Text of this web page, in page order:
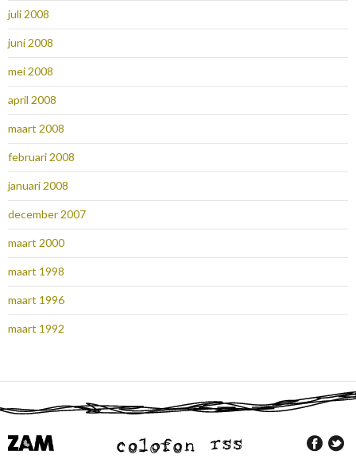
juli 2008
juni 2008
mei 2008
april 2008
maart 2008
februari 2008
januari 2008
december 2007
maart 2000
maart 1998
maart 1996
maart 1992